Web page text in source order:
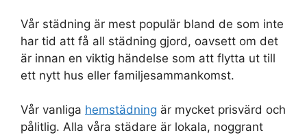
Vår städning är mest populär bland de som inte
har tid att få all städning gjord, oavsett om det
är innan en viktig händelse som att flytta ut till
ett nytt hus eller familjesammankomst.
Vår vanliga hemstädning är mycket prisvärd och
pålitlig. Alla våra städare är lokala, noggrant